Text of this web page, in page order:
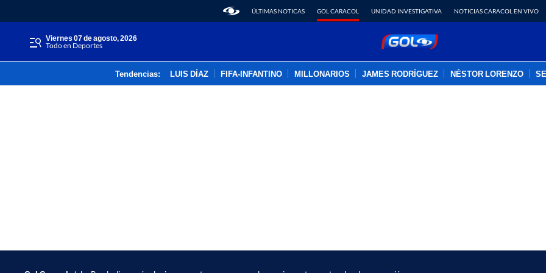
ÚLTIMAS NOTICAS GOL CARACOL UNIDAD INVESTIGATIVA NOTICIAS CARACOL EN VIVO
viernes 07 de agosto, 2026
Todo en Deportes
Tendencias: LUIS DÍAZ FIFA-INFANTINO MILLONARIOS JAMES RODRÍGUEZ NÉSTOR LORENZO